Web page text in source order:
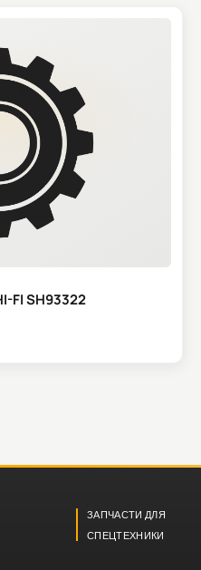
FI SH93322
ЗАПЧАСТИ ДЛЯ
СПЕЦТЕХНИКИ